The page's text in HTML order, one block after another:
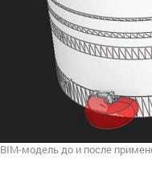
BIM-модель до и после